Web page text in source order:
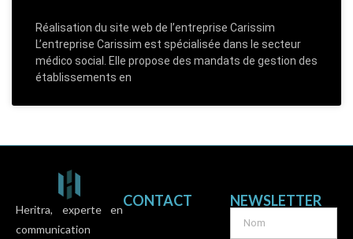
Réalisation du site web de l’entreprise Carissim
L’entreprise Carissim est spécialisée dans le secteur
médico social. Elle propose des mandats de gestion des
établissements en
Heritra, experte en
communication
CONTACT NEWSLETTER